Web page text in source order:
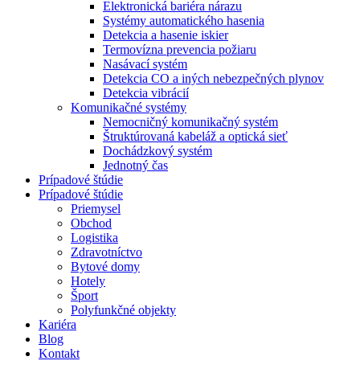
Elektronická bariéra nárazu
Systémy automatického hasenia
Detekcia a hasenie iskier
Termovízna prevencia požiaru
Nasávací systém
Detekcia CO a iných nebezpečných plynov
Detekcia vibrácií
Komunikačné systémy
Nemocničný komunikačný systém
Štruktúrovaná kabeláž a optická sieť
Dochádzkový systém
Jednotný čas
Prípadové štúdie
Prípadové štúdie
Priemysel
Obchod
Logistika
Zdravotníctvo
Bytové domy
Hotely
Šport
Polyfunkčné objekty
Kariéra
Blog
Kontakt